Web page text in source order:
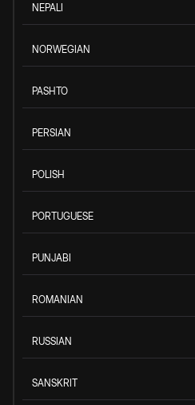
NEPALI
NORWEGIAN
PASHTO
PERSIAN
POLISH
PORTUGUESE
PUNJABI
ROMANIAN
RUSSIAN
SANSKRIT